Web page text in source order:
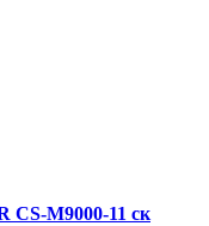
CS-M9000-11 ск